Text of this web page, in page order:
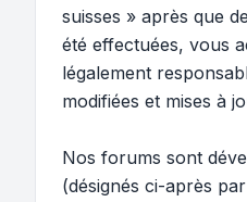
suisses » après que
été effectuées, vous
légalement
modifiées et mises à
Nos forums sont
(désignés ci-après